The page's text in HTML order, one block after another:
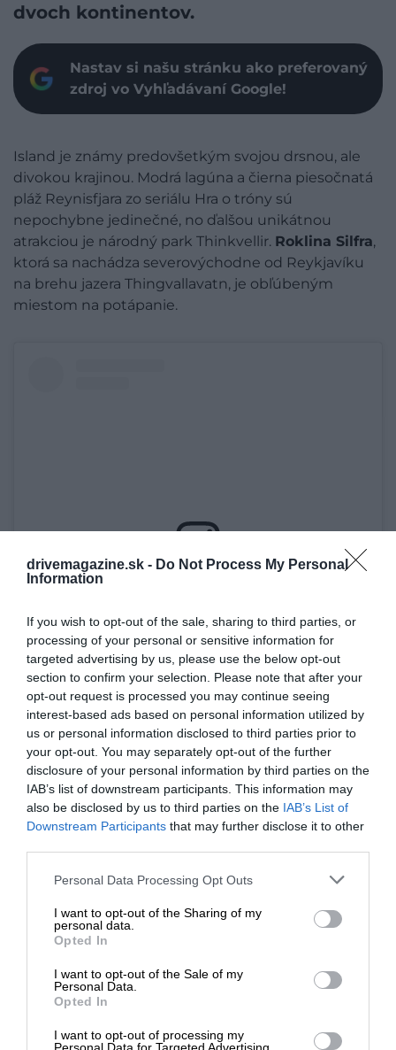
drivemagazine.sk - Do Not Process My Personal
Information
If you wish to opt-out of the sale, sharing to third parties, or
processing of your personal or sensitive information for
targeted advertising by us, please use the below opt-out
section to confirm your selection. Please note that after your
opt-out request is processed you may continue seeing
interest-based ads based on personal information utilized by
us or personal information disclosed to third parties prior to
your opt-out. You may separately opt-out of the further
disclosure of your personal information by third parties on the
IAB’s list of downstream participants. This information may
also be disclosed by us to third parties on the IAB’s List of
Downstream Participants that may further disclose it to other
Please note that this website/app uses one or more Google
not limited to your visit or usage behaviour. You may click to
grant or deny consent to Google and its third-party tags to
use your data for below specified purposes in below Google
consent section.
Personal Data Processing Opt Outs
I want to opt-out of the Sharing of my
personal data.
Opted In
I want to opt-out of the Sale of my
Personal Data.
Opted In
I want to opt-out of processing my
dvoch kontinentov.
Nastav si našu stránku ako preferovaný
zdroj vo Vyhľadávaní Google!
Island je známy predovšetkým svojou drsnou, ale
divokou krajinou. Modrá lagúna a čierna piesočnatá
pláž Reynisfjara zo seriálu Hra o tróny sú
nepochybne jedinečné, no ďalšou unikátnou
atrakciou je národný park Thinkvellir. Roklina Silfra,
ktorá sa nachádza severovýchodne od Reykjavíku
na brehu jazera Thingvallavatn, je obľúbeným
miestom na potápanie.
Allison Diemer (@timandfin) által megosztott bejegyzés
kontinentom: stretávajú sa tu severoamerická a
obe, musíte sa ponoriť na dno veľmi úzkej, ale
krištáľovo čistej vodnej trhliny. Tieto dosky sa od
seba neustále vzďaľujú, odhadom o 2 cm ročne.
Podobné trhliny sa po zemetrasení v roku 1879
otvorili aj v okolí národného parku Thingvellir, ale len